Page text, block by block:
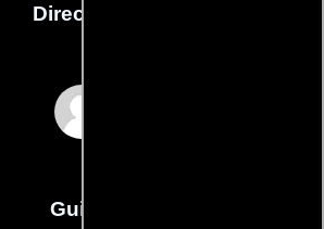
Dirección
Guión